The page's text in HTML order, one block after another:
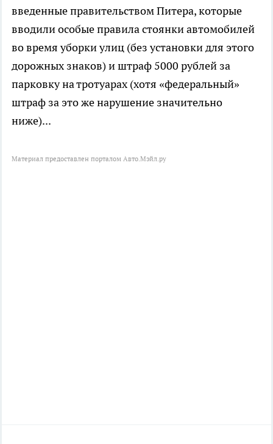
введенные правительством Питера, которые
вводили особые правила стоянки автомобилей
во время уборки улиц (без установки для этого
дорожных знаков) и штраф 5000 рублей за
парковку на тротуарах (хотя «федеральный»
штраф за это же нарушение значительно
ниже)...
Материал предоставлен порталом Авто.Мэйл.ру